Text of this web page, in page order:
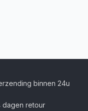
binnen 24u
dagen retour